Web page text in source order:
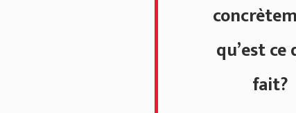
qu’est ce
fait?